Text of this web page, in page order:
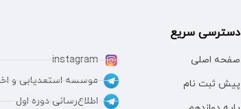
دسترسی سریع
صفحه اصلی
پیش ثبت نام
instagram
موسسه استعدیابی و
اطلاع‌رسانی دوره اول